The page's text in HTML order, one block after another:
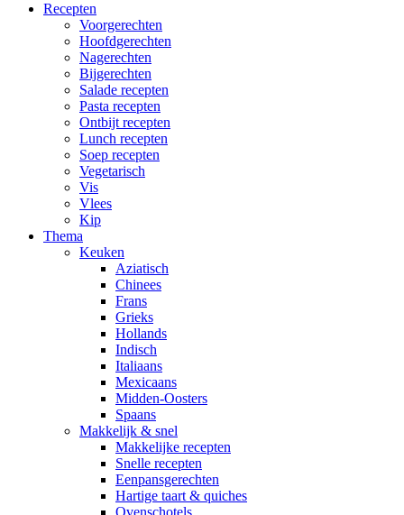
Recepten
Voorgerechten
Hoofdgerechten
Nagerechten
Bijgerechten
Salade recepten
Pasta recepten
Ontbijt recepten
Lunch recepten
Soep recepten
Vegetarisch
Vis
Vlees
Kip
Thema
Keuken
Aziatisch
Chinees
Frans
Grieks
Hollands
Indisch
Italiaans
Mexicaans
Midden-Oosters
Spaans
Makkelijk & snel
Makkelijke recepten
Snelle recepten
Eenpansgerechten
Hartige taart & quiches
Ovenschotels